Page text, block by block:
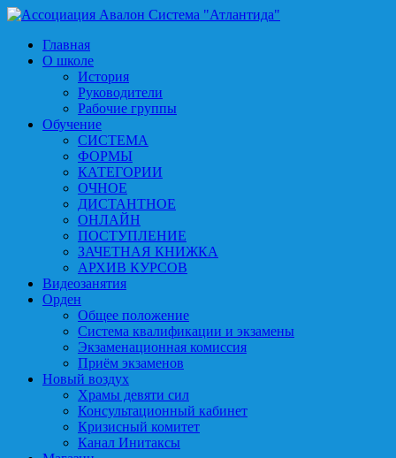
Главная
О школе
История
Руководители
Рабочие группы
Обучение
СИСТЕМА
ФОРМЫ
КАТЕГОРИИ
ОЧНОЕ
ДИСТАНТНОЕ
ОНЛАЙН
ПОСТУПЛЕНИЕ
ЗАЧЕТНАЯ КНИЖКА
АРХИВ КУРСОВ
Видеозанятия
Орден
Общее положение
Система квалификации и экзамены
Экзаменационная комиссия
Приём экзаменов
Новый воздух
Храмы девяти сил
Консультационный кабинет
Кризисный комитет
Канал Инитаксы